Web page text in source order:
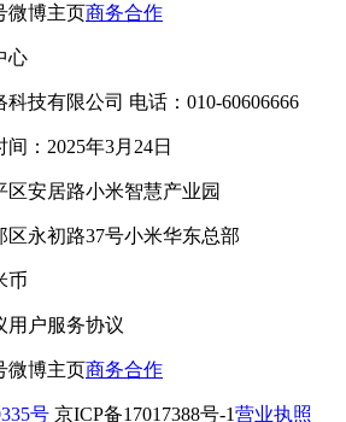
微博主页商务合作
心
技有限公司 电话：010-60606666
：2025年3月24日
安居路小米智慧产业园
永初路37号小米华东总部
币
用户服务协议
微博主页商务合作
号 京ICP备17017388号-1营业执照